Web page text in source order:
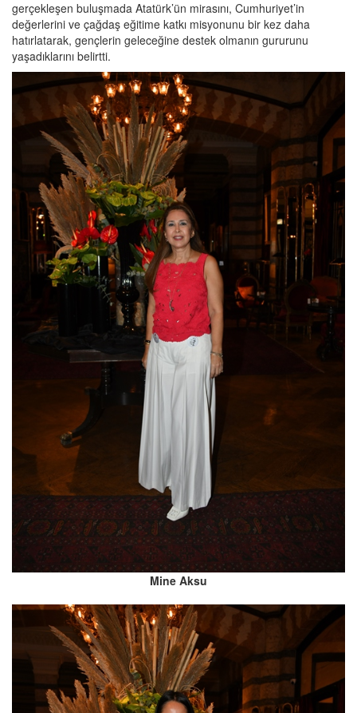
gerçekleşen buluşmada Atatürk’ün mirasını, Cumhuriyet’in
değerlerini ve çağdaş eğitime katkı misyonunu bir kez daha
hatırlatarak, gençlerin geleceğine destek olmanın gururunu
yaşadıklarını belirtti.
Mine Aksu